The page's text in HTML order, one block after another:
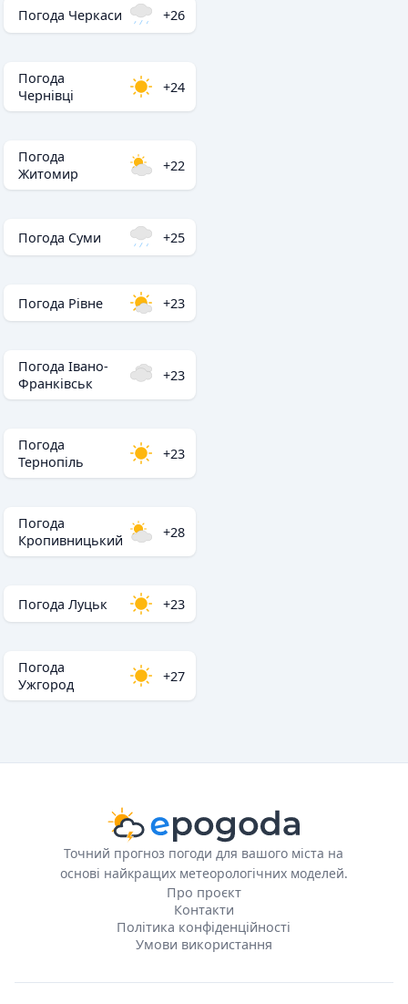
Погода Черкаси +26
Погода
Чернівці
+24
Погода
Житомир
+22
Погода Суми +25
Погода Рівне +23
Погода Івано-
Франківськ
+23
Погода
Тернопіль
+23
Погода
Кропивницький
+28
Погода Луцьк +23
Погода
Ужгород
+27
Точний прогноз погоди для вашого міста на
основі найкращих метеорологічних моделей.
Про проєкт
Контакти
Політика конфіденційності
Умови використання